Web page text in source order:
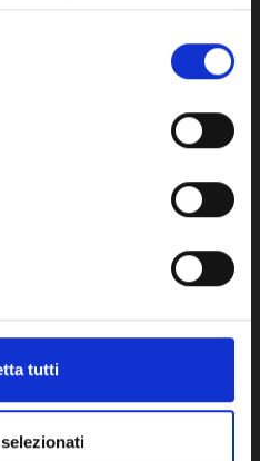
direttamente dalle
tutti
TESTO T300